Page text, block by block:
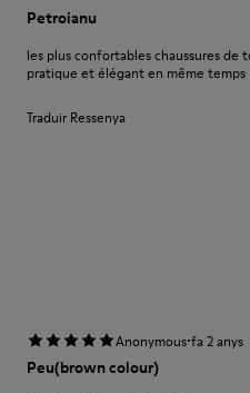
Petroianu
les plus confortables chaussures
pratique et élégant en même temps
Traduir Ressenya
Anonymous·fa 2 anys
Peu(brown colour)